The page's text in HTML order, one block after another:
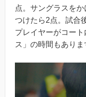
点。サングラスを
つけたら2点。試合
プレイヤーがコー
ス」の時間もありま